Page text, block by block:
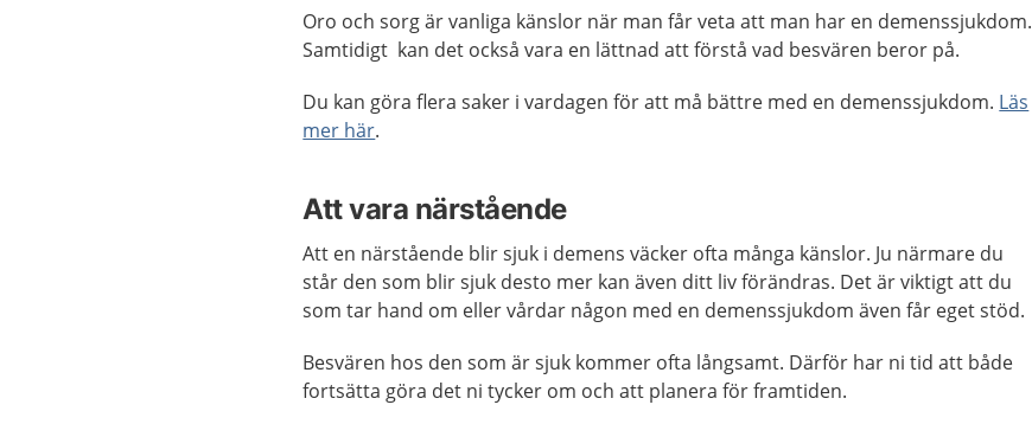
Oro och sorg är vanliga känslor när man får veta att man har en demenssjukdom.
Samtidigt kan det också vara en lättnad att förstå vad besvären beror på.
Du kan göra flera saker i vardagen för att må bättre med en demenssjukdom. Läs
mer här.
Att vara närstående
Att en närstående blir sjuk i demens väcker ofta många känslor. Ju närmare du
står den som blir sjuk desto mer kan även ditt liv förändras. Det är viktigt att du
som tar hand om eller vårdar någon med en demenssjukdom även får eget stöd.
Besvären hos den som är sjuk kommer ofta långsamt. Därför har ni tid att både
fortsätta göra det ni tycker om och att planera för framtiden.